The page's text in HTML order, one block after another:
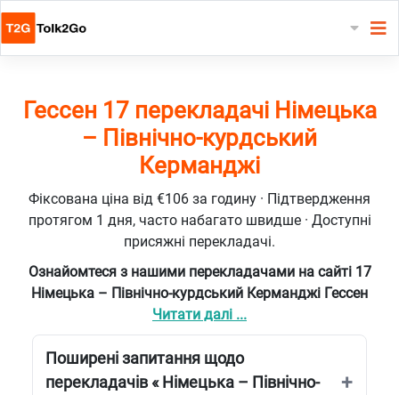
Гессен 17 перекладачі Німецька
– Північно-курдський
Керманджі
Фіксована ціна від €106 за годину · Підтвердження
протягом 1 дня, часто набагато швидше · Доступні
присяжні перекладачі.
Ознайомтеся з нашими перекладачами на сайті 17
Німецька – Північно-курдський Керманджі Гессен
Читати далі ...
Поширені запитання щодо
перекладачів « Німецька – Північно-